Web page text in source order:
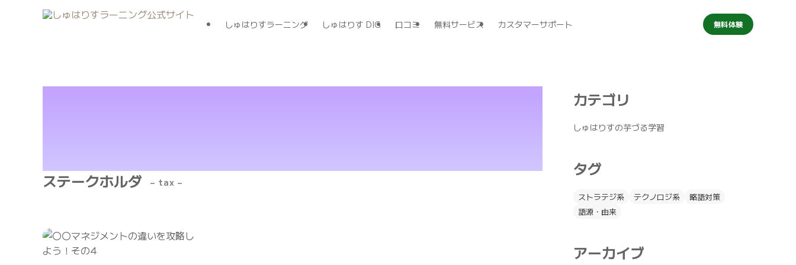
しゅはりすラーニング しゅはりす DIG 口コミ 無料サービス カスタマーサポート 無料体験
ステークホルダ – tax –
カテゴリ
しゅはりすの芋づる学習
タグ
ストラテジ系 テクノロジ系
略語対策
語源・由来
アーカイブ